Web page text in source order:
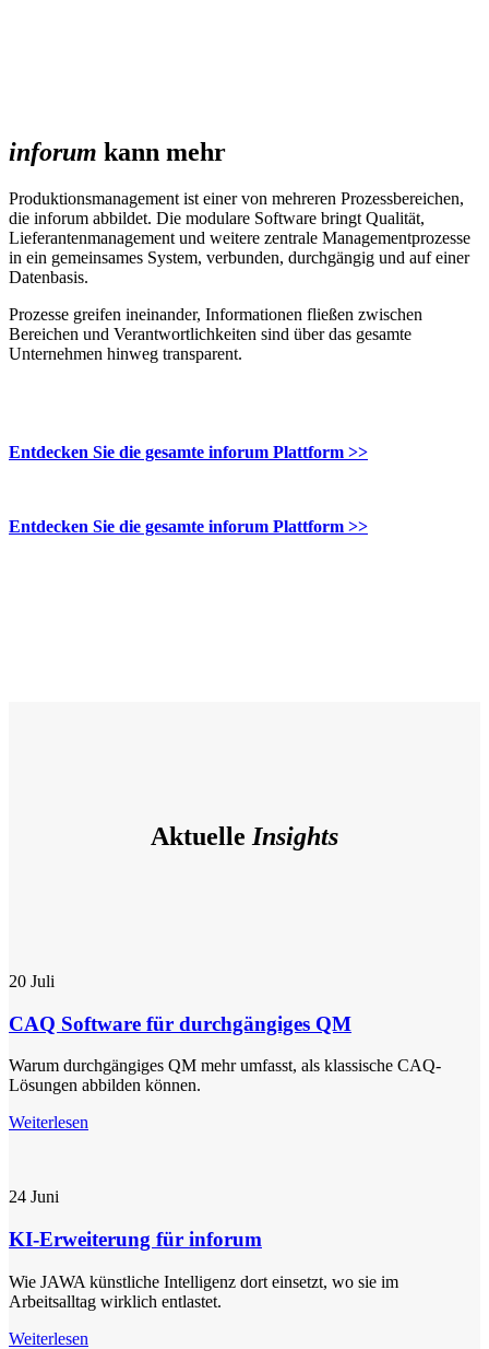
inforum kann mehr
Produktionsmanagement ist einer von mehreren Prozessbereichen,
die inforum abbildet. Die modulare Software bringt Qualität,
Lieferantenmanagement und weitere zentrale Managementprozesse
in ein gemeinsames System, verbunden, durchgängig und auf einer
Datenbasis.
Prozesse greifen ineinander, Informationen fließen zwischen
Bereichen und Verantwortlichkeiten sind über das gesamte
Unternehmen hinweg transparent.
Entdecken Sie die gesamte inforum Plattform >>
Entdecken Sie die gesamte inforum Plattform >>
Aktuelle Insights
20 Juli
CAQ Software für durchgängiges QM
Warum durchgängiges QM mehr umfasst, als klassische CAQ-
Lösungen abbilden können.
Weiterlesen
24 Juni
KI-Erweiterung für inforum
Wie JAWA künstliche Intelligenz dort einsetzt, wo sie im
Arbeitsalltag wirklich entlastet.
Weiterlesen